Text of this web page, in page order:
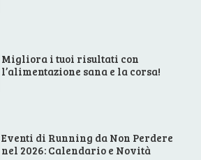
Migliora i tuoi risultati con
l’alimentazione sana e la corsa!
Eventi di Running da Non Perdere
nel 2026: Calendario e Novità